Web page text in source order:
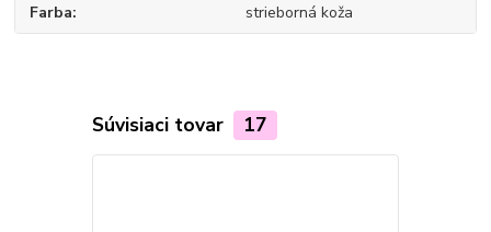
Farba strieborná koža
Súvisiaci tovar 17